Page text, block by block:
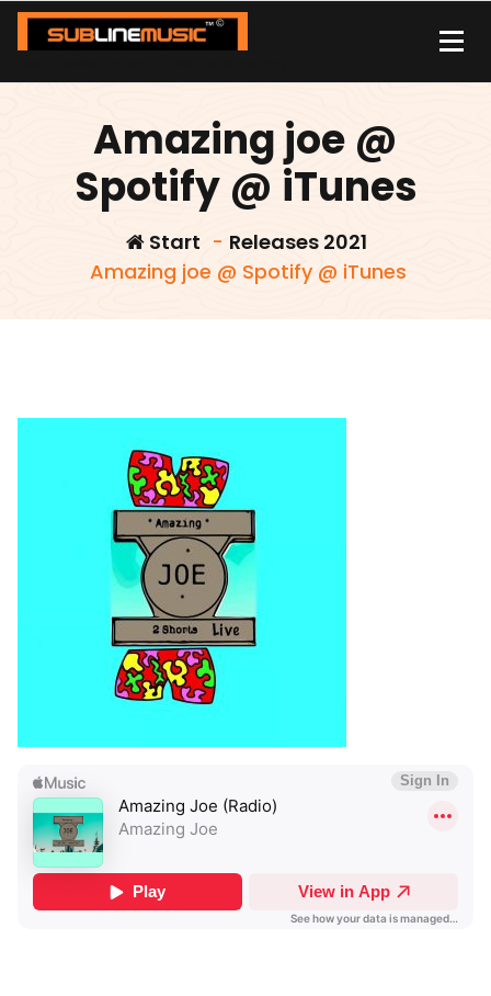
Zum
Inhalt
Amazing joe @
Spotify @ iTunes
Start - Releases 2021
Amazing joe @ Spotify @ iTunes